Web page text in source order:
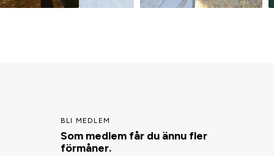
BLI MEDLEM
Som medlem får du ännu fler
förmåner.